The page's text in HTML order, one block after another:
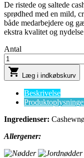
De ristede og saltede
sprødhed med en mild,
både medarbejdere og
ekstra kvalitet og
Antal
 Læg i indkøbskurv
Beskrivelse
Ingredienser:
Allergener: